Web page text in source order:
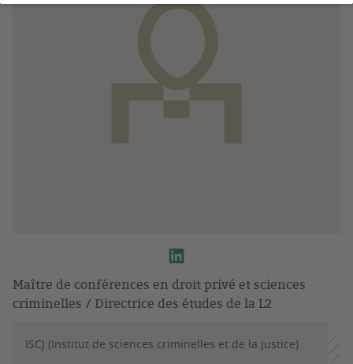
Maître de conférences en droit privé et sciences
criminelles / Directrice des études de la L2
ISCJ (Institut de sciences criminelles et de la justice)